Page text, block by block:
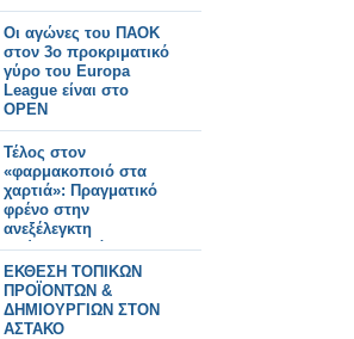
Οι αγώνες του ΠΑΟΚ
στον 3ο προκριματικό
γύρο του Europa
League είναι στο
OPEN
Τέλος στον
«φαρμακοποιό στα
χαρτιά»: Πραγματικό
φρένο στην
ανεξέλεγκτη
διεύρυνση βάζει ο
ΠΦΣ!
ΕΚΘΕΣΗ ΤΟΠΙΚΩΝ
ΠΡΟΪΟΝΤΩΝ &
ΔΗΜΙΟΥΡΓΙΩΝ ΣΤΟΝ
ΑΣΤΑΚΟ